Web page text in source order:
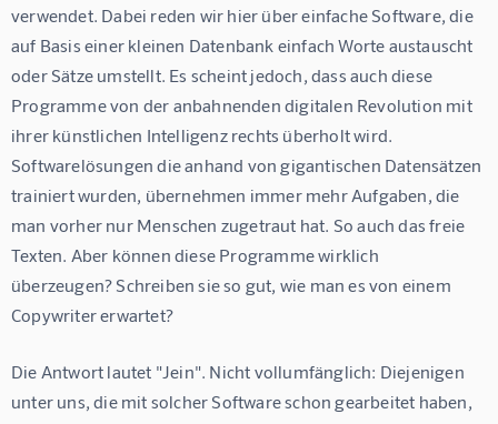
verwendet. Dabei reden wir hier über einfache Software, die
auf Basis einer kleinen Datenbank einfach Worte austauscht
oder Sätze umstellt. Es scheint jedoch, dass auch diese
Programme von der anbahnenden digitalen Revolution mit
ihrer künstlichen Intelligenz rechts überholt wird.
Softwarelösungen die anhand von gigantischen Datensätzen
trainiert wurden, übernehmen immer mehr Aufgaben, die
man vorher nur Menschen zugetraut hat. So auch das freie
Texten. Aber können diese Programme wirklich
überzeugen? Schreiben sie so gut, wie man es von einem
Copywriter erwartet?
Die Antwort lautet "Jein". Nicht vollumfänglich: Diejenigen
unter uns, die mit solcher Software schon gearbeitet haben,